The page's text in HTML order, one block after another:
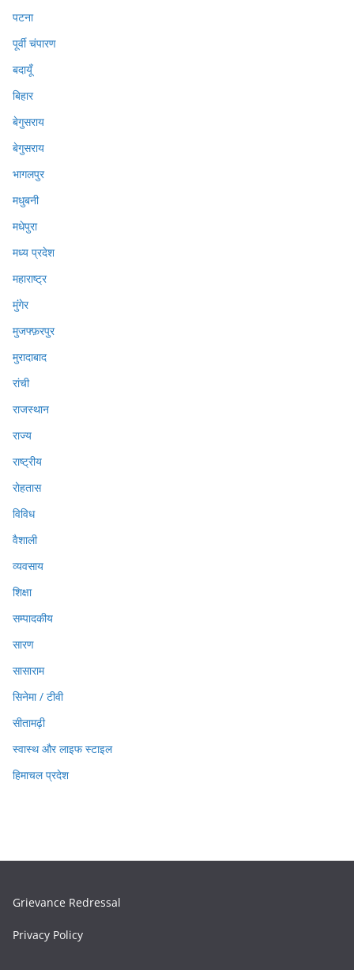
पटना
पूर्वी चंपारण
बदायूँ
बिहार
बेगुसराय
बेगुसराय
भागलपुर
मधुबनी
मधेपुरा
मध्य प्रदेश
महाराष्ट्र
मुंगेर
मुजफ्फ़रपुर
मुरादाबाद
रांची
राजस्थान
राज्य
राष्ट्रीय
रोहतास
विविध
वैशाली
व्यवसाय
शिक्षा
सम्पादकीय
सारण
सासाराम
सिनेमा / टीवी
सीतामढ़ी
स्वास्थ और लाइफ स्टाइल
हिमाचल प्रदेश
Grievance Redressal
Privacy Policy